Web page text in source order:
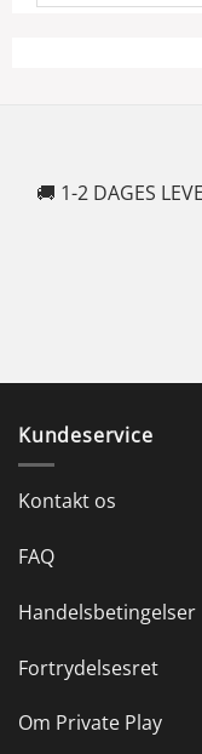
🚚 1-2 DAGES
Kundeservice
Kontakt os
FAQ
Handelsbetingelser
Fortrydelsesret
Om Private Play